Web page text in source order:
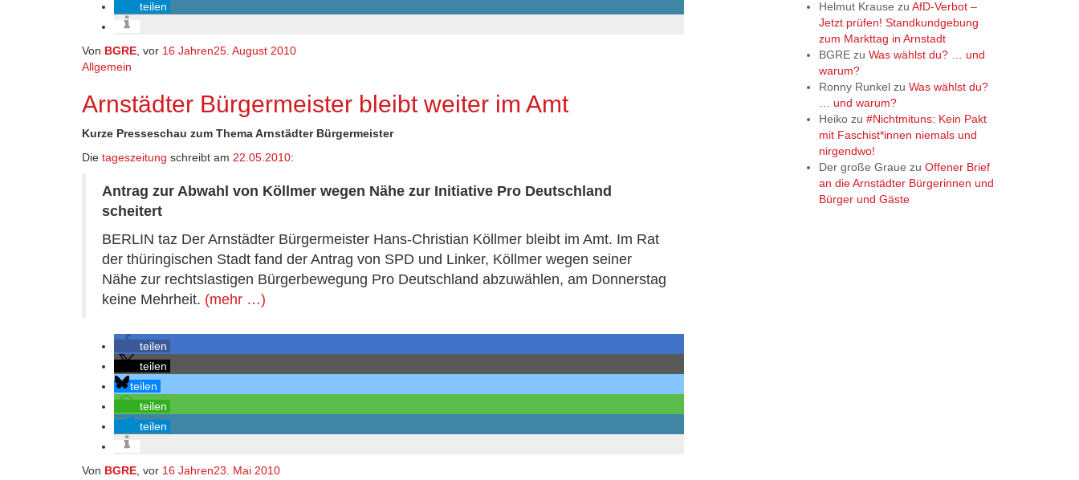
teilen
Von BGRE , vor 16 Jahren25. August 2010
Allgemein
Arnstädter Bürgermeister bleibt weiter im Amt
Kurze Presseschau zum Thema Arnstädter Bürgermeister
Die tageszeitung schreibt am 22.05.2010:
Antrag zur Abwahl von Köllmer wegen Nähe zur Initiative Pro Deutschland
scheitert
BERLIN taz Der Arnstädter Bürgermeister Hans-Christian Köllmer bleibt im Amt. Im Rat
der thüringischen Stadt fand der Antrag von SPD und Linker, Köllmer wegen seiner
Nähe zur rechtslastigen Bürgerbewegung Pro Deutschland abzuwählen, am Donnerstag
keine Mehrheit. (mehr …)
teilen
teilen
teilen
teilen
teilen
Von BGRE , vor 16 Jahren23. Mai 2010
Helmut Krause zu AfD-Verbot –
Jetzt prüfen! Standkundgebung
zum Markttag in Arnstadt
BGREzu Was wählst du? … und
warum?
Ronny Runkelzu Was wählst du?
… und warum?
Heikozu #Nichtmituns: Kein Pakt
mit Faschist*innen niemals und
nirgendwo!
Der große Graue zu Offener Brief
an die Arnstädter Bürgerinnen und
Bürger und Gäste